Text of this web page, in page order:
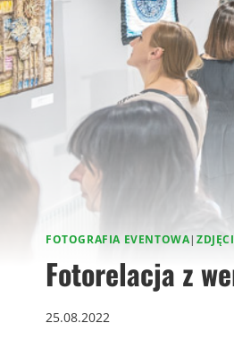
FOTOGRAFIA EVENTOWA|
Fotorelacja z
25.08.2022